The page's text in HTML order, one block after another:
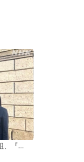
、『…